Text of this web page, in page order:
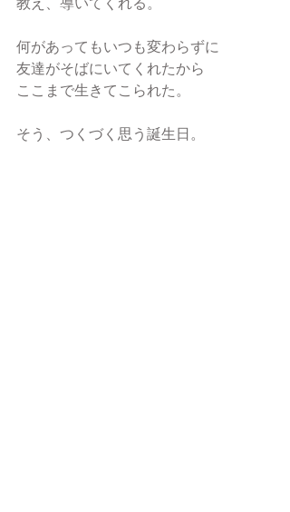
何があってもいつも変わらずに
友達がそばにいてくれたから
ここまで生きてこられた。
そう、つくづく思う誕生日。